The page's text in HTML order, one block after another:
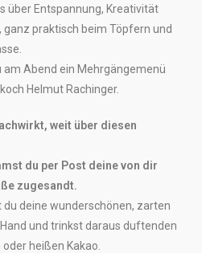
über Entspannung, Kreativität
ganz praktisch beim Töpfern und
Abend ein Mehrgängemenü
Helmut Rachinger.
weit über diesen
du per Post deine von dir
zugesandt.
du deine wunderschönen, zarten
und trinkst daraus duftenden
heißen Kakao.